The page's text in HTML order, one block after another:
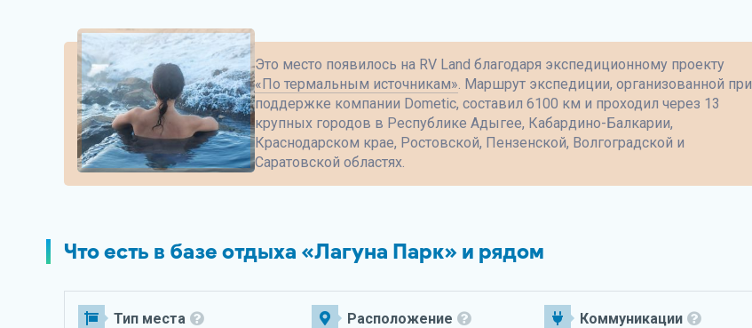
Это место появилось на RV Land благодаря экспедиционному проекту
«По термальным источникам». Маршрут экспедиции, организованной при
поддержке компании Dometic, составил 6100 км и проходил через 13
крупных городов в Республике Адыгее, Кабардино-Балкарии,
Краснодарском крае, Ростовской, Пензенской, Волгоградской и
Саратовской областях.
Что есть в базе отдыха «Лагуна Парк» и рядом
Тип места Расположение Коммуникации